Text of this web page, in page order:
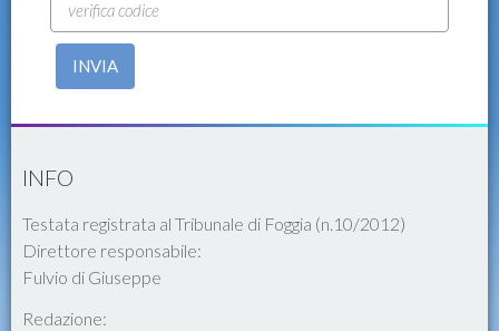
INVIA
INFO
Testata registrata al Tribunale di Foggia (n.10/2012)
Direttore responsabile:
Fulvio di Giuseppe
Redazione: